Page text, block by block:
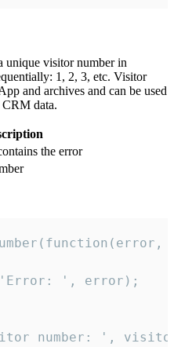
unique visitor number in
1, 2, 3, etc. Visitor
and archives and can be used
CRM data.
the error
', error);
number: ',